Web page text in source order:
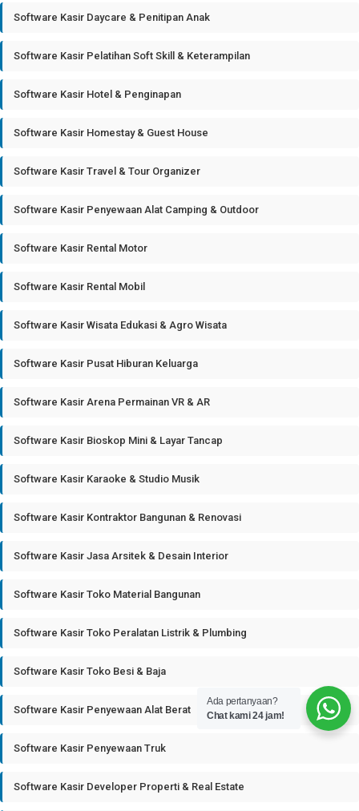
Software Kasir Daycare & Penitipan Anak
Software Kasir Pelatihan Soft Skill & Keterampilan
Software Kasir Hotel & Penginapan
Software Kasir Homestay & Guest House
Software Kasir Travel & Tour Organizer
Software Kasir Penyewaan Alat Camping & Outdoor
Software Kasir Rental Motor
Software Kasir Rental Mobil
Software Kasir Wisata Edukasi & Agro Wisata
Software Kasir Pusat Hiburan Keluarga
Software Kasir Arena Permainan VR & AR
Software Kasir Bioskop Mini & Layar Tancap
Software Kasir Karaoke & Studio Musik
Software Kasir Kontraktor Bangunan & Renovasi
Software Kasir Jasa Arsitek & Desain Interior
Software Kasir Toko Material Bangunan
Software Kasir Toko Peralatan Listrik & Plumbing
Software Kasir Toko Besi & Baja
Software Kasir Penyewaan Alat Berat
Software Kasir Penyewaan Truk
Software Kasir Developer Properti & Real Estate
Ada pertanyaan?
Chat kami 24 jam!